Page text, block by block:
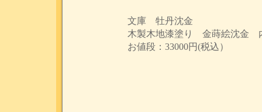
文庫 牡丹沈金
木製木地漆塗り 金蒔絵沈金
お値段：33000円(税込）